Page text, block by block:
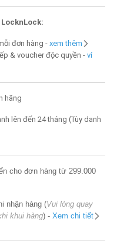
đơn hàng -xem thêm
& voucher độc quyền - ví
hãng
lên đến 24 tháng (Tùy danh
cho đơn hàng từ 299.000
nhận hàng (Vui lòng quay
khui hàng) - Xem chi tiết